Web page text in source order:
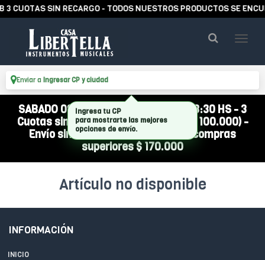
CUOTAS SIN RECARGO - TODOS NUESTROS PRODUCTOS SE
Enviar a Ingresar CP y ciudad
SABADO 08/08 ABIERTO DE 10:00 A 13:30 HS - 3
Cuotas sin interés (compra mínima $ 100.000) -
Envío sin cargo a todo el país por compras
superiores $ 170.000
Artículo no disponible
INFORMACIÓN
INICIO
Ingresa tu CP
para mostrarte las mejores
opciones de envío.